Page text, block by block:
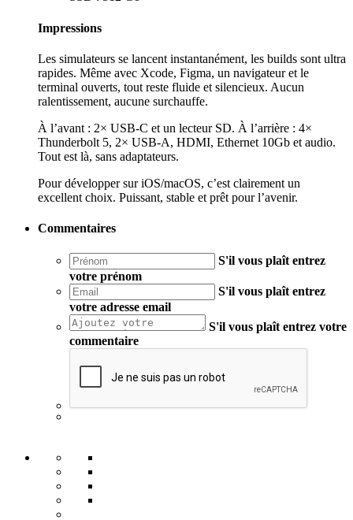
Impressions
Les simulateurs se lancent instantanément, les builds sont ultra
rapides. Même avec Xcode, Figma, un navigateur et le
terminal ouverts, tout reste fluide et silencieux. Aucun
ralentissement, aucune surchauffe.
À l’avant : 2× USB‑C et un lecteur SD. À l’arrière : 4×
Thunderbolt 5, 2× USB‑A, HDMI, Ethernet 10Gb et audio.
Tout est là, sans adaptateurs.
Pour développer sur iOS/macOS, c’est clairement un
excellent choix. Puissant, stable et prêt pour l’avenir.
Commentaires
S'il vous plaît entrez
votre prénom
S'il vous plaît entrez
votre adresse email
S'il vous plaît entrez votre
commentaire